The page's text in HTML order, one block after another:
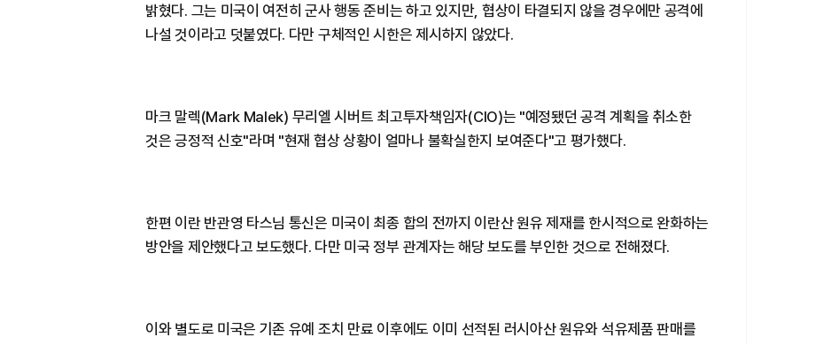
밝혔다. 그는 미국이 여전히 군사 행동 준비는 하고 있지만, 협상이 타결되지 않을 경우에만 공격에
나설 것이라고 덧붙였다. 다만 구체적인 시한은 제시하지 않았다.
마크 말렉(Mark Malek) 무리엘 시버트 최고투자책임자(CIO)는 "예정됐던 공격 계획을 취소한
것은 긍정적 신호"라며 "현재 협상 상황이 얼마나 불확실한지 보여준다"고 평가했다.
한편 이란 반관영 타스님 통신은 미국이 최종 합의 전까지 이란산 원유 제재를 한시적으로 완화하는
방안을 제안했다고 보도했다. 다만 미국 정부 관계자는 해당 보도를 부인한 것으로 전해졌다.
이와 별도로 미국은 기존 유예 조치 만료 이후에도 이미 선적된 러시아산 원유와 석유제품 판매를